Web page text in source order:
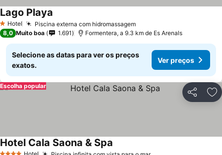
1 Estrelas
Hotel Piscina externa com hidromassagem
Lago Playa
8,0 Muito boa 1.691 Formentera, a 9.3 km de Es Arenals
Selecione as datas para ver os preços
exatos.
Ver preços
Partilhar
Escolha popular
Hotel
Hotel Cala Saona & Spa